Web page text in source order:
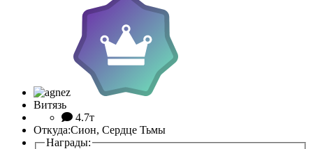
Витязь
4.7т
Откуда:Сион, Сердце Тьмы
Награды: